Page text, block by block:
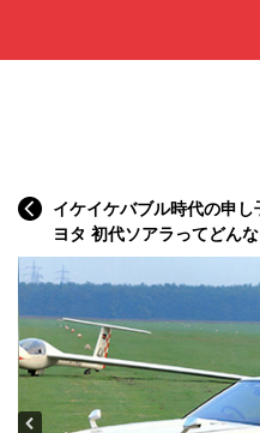
イケイケバブル時代の申
ヨタ 初代ソアラってどん